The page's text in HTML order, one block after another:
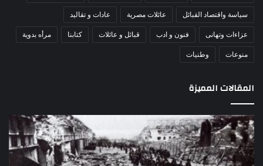
سياسة واقتصاد القبائل عائلات مصرية عادات و تقاليد
عزاءات وتهانى فنون و ادب قبائل و عائلات كتابنا مرأه بدوية
منوعات وطنيات
المقالات المميزة
مذبحة
اللد..
القصة
الكاملة